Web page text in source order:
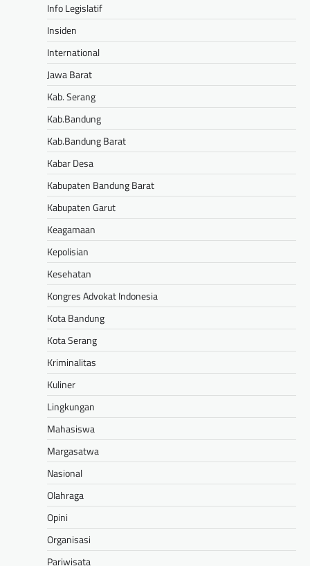
Info Legislatif
Insiden
International
Jawa Barat
Kab. Serang
Kab.Bandung
Kab.Bandung Barat
Kabar Desa
Kabupaten Bandung Barat
Kabupaten Garut
Keagamaan
Kepolisian
Kesehatan
Kongres Advokat Indonesia
Kota Bandung
Kota Serang
Kriminalitas
Kuliner
Lingkungan
Mahasiswa
Margasatwa
Nasional
Olahraga
Opini
Organisasi
Pariwisata